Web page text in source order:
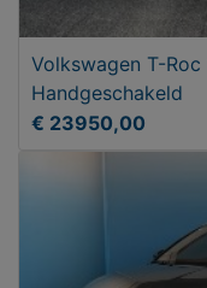
Volkswagen T-
Handgeschakeld
€ 23950,00